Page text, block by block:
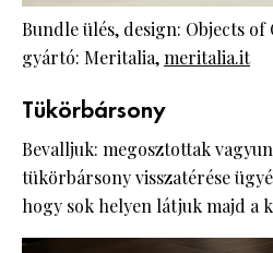
Bundle ülés, design: Objects
gyártó: Meritalia,meritalia.it
Tükörbársony
Bevalljuk: megosztottak
tükörbársony visszatérése
hogy sok helyen látjuk majd a